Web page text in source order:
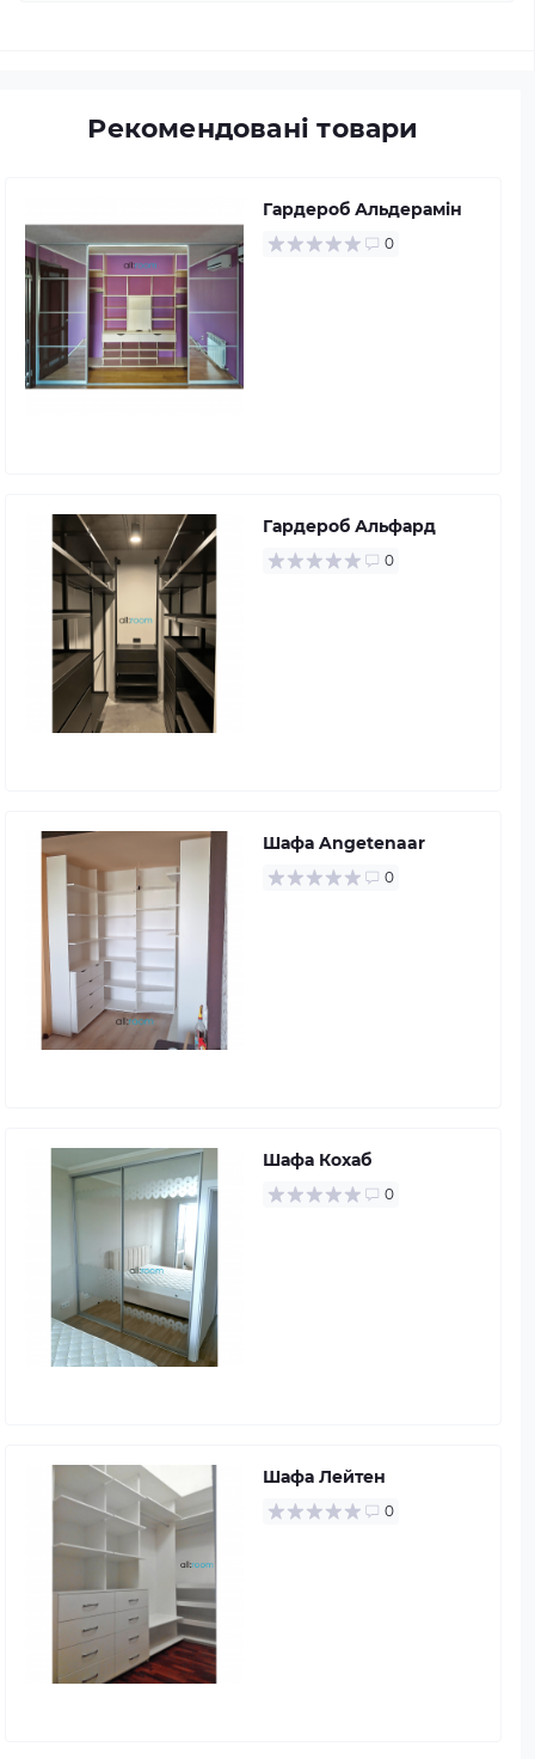
Рекомендовані товари
Гардероб Альдерамін
0
Гардероб Альфард
0
Шафа Angetenaar
0
Шафа Кохаб
0
Шафа Лейтен
0